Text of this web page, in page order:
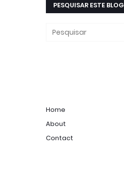
PESQUISAR ESTE BLOG
Home
About
Contact